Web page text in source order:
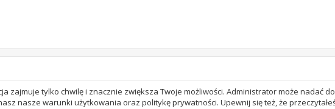
zajmuje tylko chwilę i znacznie zwiększa Twoje możliwości. Administrator może nadać
nasze warunki użytkowania oraz politykę prywatności. Upewnij się też, że